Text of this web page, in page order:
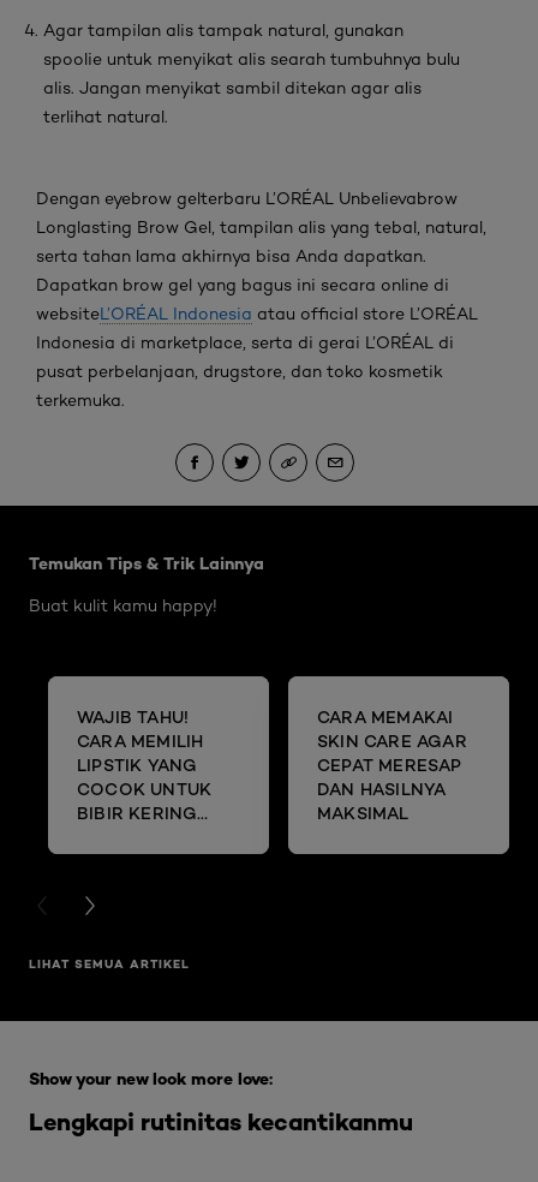
Agar tampilan alis tampak natural, gunakan
spoolie untuk menyikat alis searah tumbuhnya bulu
alis. Jangan menyikat sambil ditekan agar alis
terlihat natural.
Dengan eyebrow gelterbaru L’ORÉAL Unbelievabrow
Longlasting Brow Gel , tampilan alis yang tebal, natural,
serta tahan lama akhirnya bisa Anda dapatkan.
Dapatkan brow gel yang bagus ini secara online di
websiteL’ORÉAL Indonesia atau official store L’ORÉAL
Indonesia di marketplace , serta di gerai L’ORÉAL di
pusat perbelanjaan, drugstore , dan toko kosmetik
terkemuka.
Temukan Tips & Trik Lainnya
Buat kulit kamu happy!
WAJIB TAHU!
CARA MEMILIH
LIPSTIK YANG
COCOK UNTUK
BIBIR KERING
CARA MEMAKAI
SKIN CARE AGAR
CEPAT MERESAP
DAN HASILNYA
MAKSIMAL
PREVIOUS CARD
NEXT CARD
LIHAT SEMUA ARTIKEL
Lengkapi rutinitas kecantikanmu
Show your new look more love: